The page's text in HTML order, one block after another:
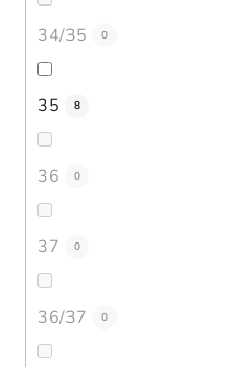
34/35 0
35 8
36 0
37 0
36/37 0